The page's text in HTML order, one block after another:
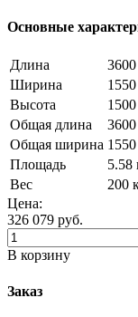
Основные
Длина
Ширина
Высота
Общая длина
Общая ширина
Площадь
5.58
Вес
200
Цена:
326 079 руб.
В корзину
Заказ